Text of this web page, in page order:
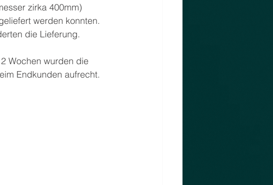
zirka 400mm)
werden konnten.
die Lieferung.
Wochen wurden die
Endkunden aufrecht.